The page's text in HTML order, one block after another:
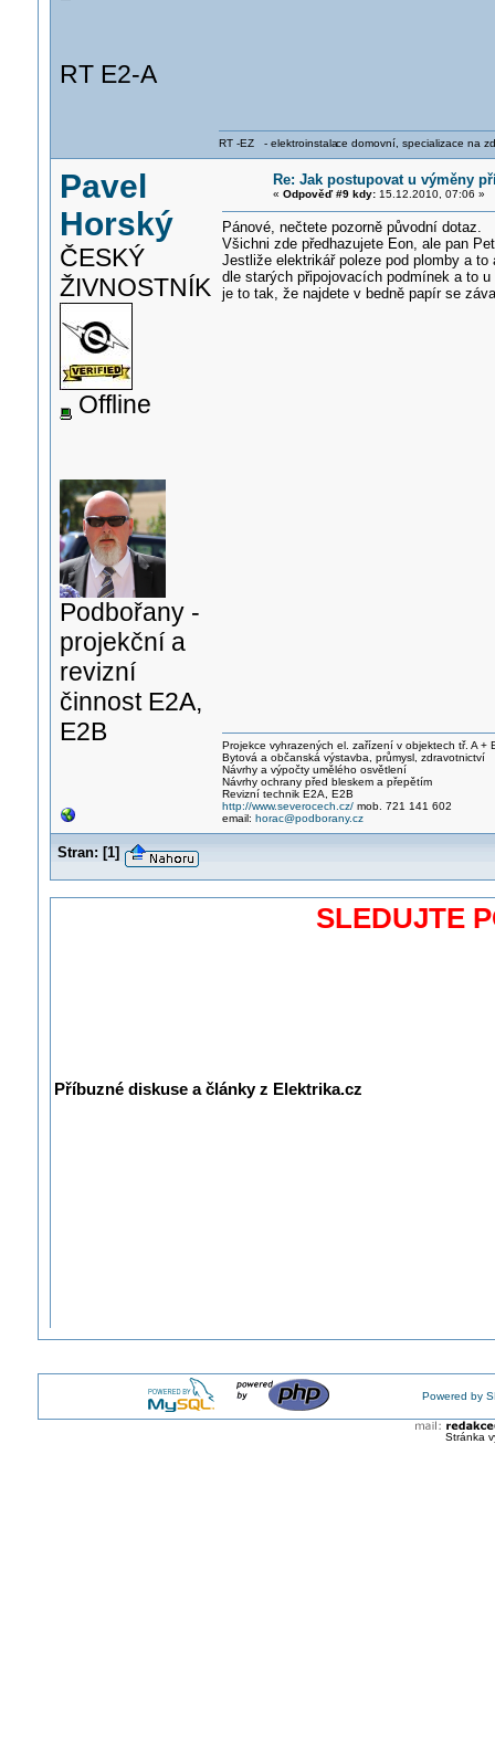
RT E2-A
RT -EZ - elektroinstalace domovní, specializace na
Pavel
Horský
ČESKÝ
ŽIVNOSTNÍK
Offline
Podbořany -
projekční a
revizní
činnost E2A,
E2B
Re: Jak postupovat u výměny
« Odpověď #9 kdy:15.12.2010, 07:06 »
Pánové, nečtete pozorně původní dotaz.
Všichni zde předhazujete Eon, ale pan
Jestliže elektrikář poleze pod plomby a
dle starých připojovacích podmínek a to
je to tak, že najdete v bedně papír se
Projekce vyhrazených el. zařízení v objektech tř. A +
Bytová a občanská výstavba, průmysl, zdravotnictví
Návrhy a výpočty umělého osvětlení
Návrhy ochrany před bleskem a přepětím
Revizní technik E2A, E2B
http://www.severocech.cz/mob. 721 141 602
email: horac@podborany.cz
Stran: [1]
SLEDUJTE
Příbuzné diskuse a články z Elektrika.cz
Powered by
Stránka